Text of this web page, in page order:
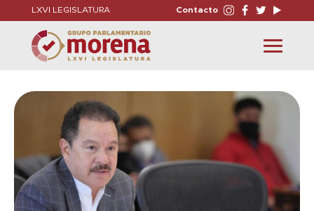
LXVI LEGISLATURA Contacto
Toggle
navigation